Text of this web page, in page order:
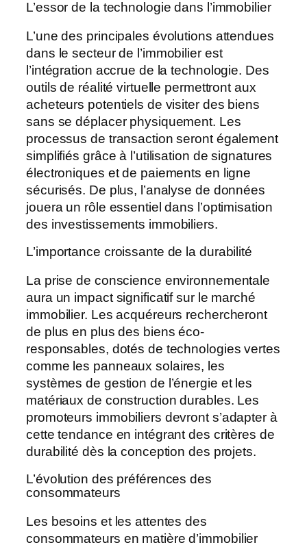
L’essor de la technologie dans l’immobilier
L’une des principales évolutions attendues
dans le secteur de l’immobilier est
l’intégration accrue de la technologie. Des
outils de réalité virtuelle permettront aux
acheteurs potentiels de visiter des biens
sans se déplacer physiquement. Les
processus de transaction seront également
simplifiés grâce à l’utilisation de signatures
électroniques et de paiements en ligne
sécurisés. De plus, l’analyse de données
jouera un rôle essentiel dans l’optimisation
des investissements immobiliers.
L’importance croissante de la durabilité
La prise de conscience environnementale
aura un impact significatif sur le marché
immobilier. Les acquéreurs rechercheront
de plus en plus des biens éco-
responsables, dotés de technologies vertes
comme les panneaux solaires, les
systèmes de gestion de l’énergie et les
matériaux de construction durables. Les
promoteurs immobiliers devront s’adapter à
cette tendance en intégrant des critères de
durabilité dès la conception des projets.
L’évolution des préférences des
consommateurs
Les besoins et les attentes des
consommateurs en matière d’immobilier